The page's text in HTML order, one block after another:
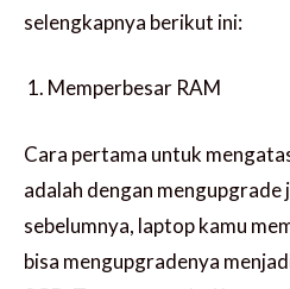
selengkapnya berikut ini:
Memperbesar RAM
Cara pertama untuk
adalah dengan mengupgrade
sebelumnya, laptop kamu
bisa mengupgradenya